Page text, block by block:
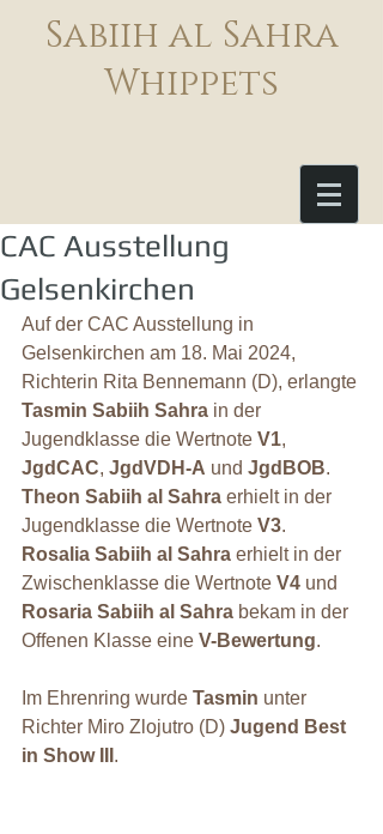
Sabiih al Sahra
Whippets
CAC Ausstellung
Gelsenkirchen
Auf der CAC Ausstellung in
Gelsenkirchen am 18. Mai 2024,
Richterin Rita Bennemann (D), erlangte
Tasmin Sabiih Sahra in der
Jugendklasse die Wertnote V1,
JgdCAC, JgdVDH-A und JgdBOB.
Theon Sabiih al Sahra erhielt in der
Jugendklasse die Wertnote V3.
Rosalia Sabiih al Sahra erhielt in der
Zwischenklasse die Wertnote V4 und
Rosaria Sabiih al Sahra bekam in der
Offenen Klasse eine V-Bewertung.
Im Ehrenring wurde Tasmin unter
Richter Miro Zlojutro (D) Jugend Best
in Show III .